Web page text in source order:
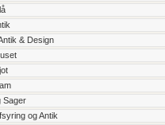
& Design
Sager
og Antik